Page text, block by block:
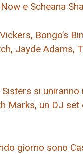
e Scheana
Bongo’s
Jayde Adams,
si
Marks, un DJ set
giorno sono